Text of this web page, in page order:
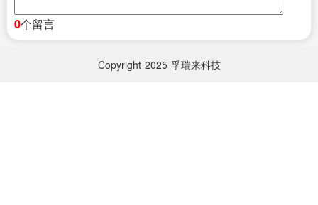
0个留言
Copyright 2025 孚瑞来科技